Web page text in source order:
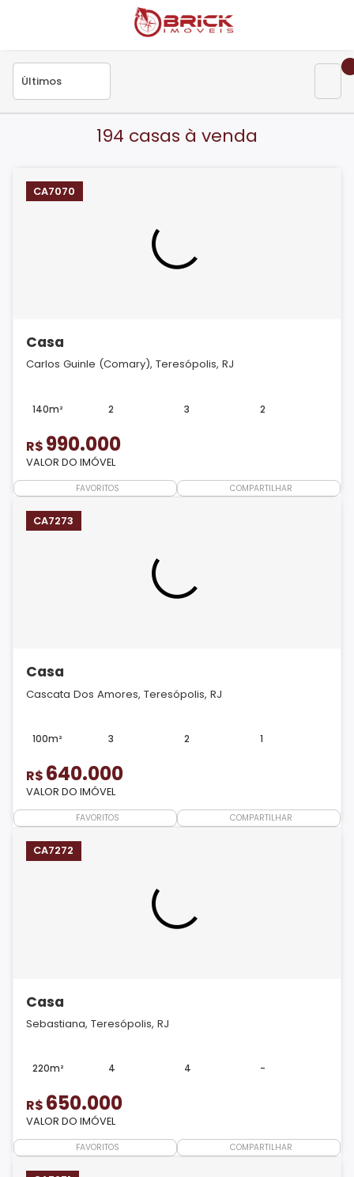
194 casas à venda
CA7070
Casa
Carlos Guinle (Comary), Teresópolis, RJ
140m² 2 3 2
R$ 990.000
VALOR DO IMÓVEL
FAVORITOS COMPARTILHAR
CA7273
Casa
Cascata Dos Amores, Teresópolis, RJ
100m² 3 2 1
R$ 640.000
VALOR DO IMÓVEL
FAVORITOS COMPARTILHAR
CA7272
Casa
Sebastiana, Teresópolis, RJ
220m² 4 4 -
R$ 650.000
VALOR DO IMÓVEL
FAVORITOS COMPARTILHAR